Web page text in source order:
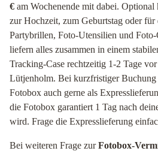
€ am Wochenende mit dabei. Optional
zur Hochzeit, zum Geburtstag oder für
Partybrillen, Foto-Utensilien und Foto-
liefern alles zusammen in einem
Tracking-Case rechtzeitig 1-2 Tage
Lütjenholm. Bei kurzfristiger
Fotobox auch gerne als
die Fotobox garantiert 1 Tag nach
wird. Frage die Expresslieferung
Bei weiteren Frage zurFotobox-